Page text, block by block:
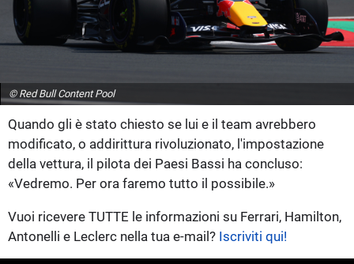
© Red Bull Content Pool
Quando gli è stato chiesto se lui e il team avrebbero
modificato, o addirittura rivoluzionato, l'impostazione
della vettura, il pilota dei Paesi Bassi ha concluso:
«Vedremo. Per ora faremo tutto il possibile.»
Vuoi ricevere TUTTE le informazioni su Ferrari, Hamilton,
Antonelli e Leclerc nella tua e-mail? Iscriviti qui!